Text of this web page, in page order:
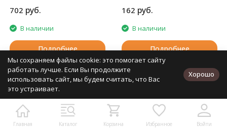
702 руб.
В наличии
Подробнее
162 руб.
В наличии
Подробнее
Показать все
...
Главная Каталог Корзина Избранное Войти
Мы сохраняем файлы cookie: это помогает сайту
работать лучше. Если Вы продолжите
использовать сайт, мы будем считать, что Вас
это устраивает.
Хорошо